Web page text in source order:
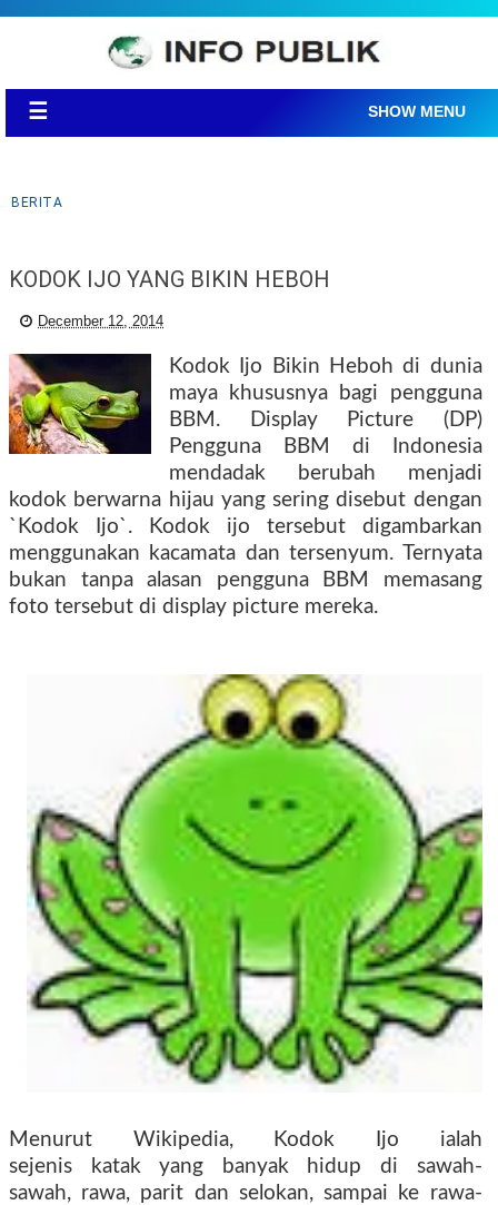
☰ SHOW MENU
BERITA
KODOK IJO YANG BIKIN HEBOH
December 12, 2014
Kodok Ijo Bikin Heboh di dunia
maya khususnya bagi pengguna
BBM. Display Picture (DP)
Pengguna BBM di Indonesia
mendadak berubah menjadi
kodok berwarna hijau yang sering disebut dengan
`Kodok Ijo`. Kodok ijo tersebut digambarkan
menggunakan kacamata dan tersenyum. Ternyata
bukan tanpa alasan pengguna BBM memasang
foto tersebut di display picture mereka.
Menurut Wikipedia, Kodok Ijo ialah
sejenis katak yang banyak hidup di sawah-
sawah, rawa, parit dan selokan, sampai ke rawa-